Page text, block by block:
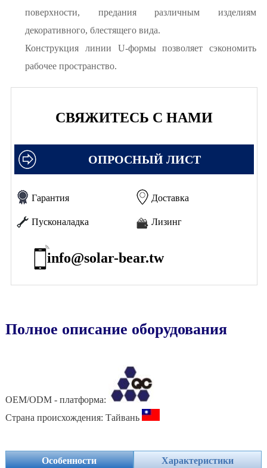
поверхности, предания различным изделиям
декоративного, блестящего вида.
Конструкция линии U-формы позволяет сэкономить
рабочее пространство.
СВЯЖИТЕСЬ С НАМИ
ОПРОСНЫЙ ЛИСТ
Гарантия Доставка
Пусконаладка Лизинг
info@solar-bear.tw
OEM/ODM - платформа:
Страна происхождения: Тайвань
Особенности
Характеристики